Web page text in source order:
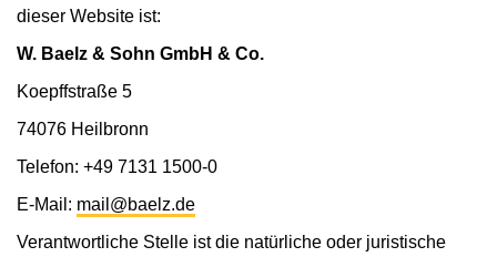
dieser Website ist:
W. Baelz & Sohn GmbH & Co.
Koepffstraße 5
74076 Heilbronn
Telefon: +49 7131 1500-0
E-Mail: mail@baelz.de
Verantwortliche Stelle ist die natürliche oder juristische